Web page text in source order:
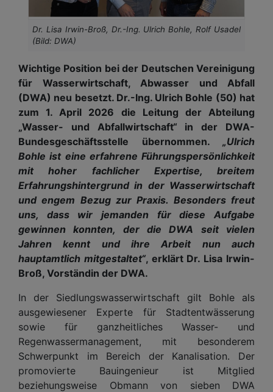
Dr. Lisa Irwin-Broß, Dr.-Ing. Ulrich Bohle, Rolf Usadel
(Bild: DWA)
Wichtige Position bei der Deutschen Vereinigung
für Wasserwirtschaft, Abwasser und Abfall
(DWA) neu besetzt. Dr.-Ing. Ulrich Bohle (50) hat
zum 1. April 2026 die Leitung der Abteilung
„Wasser- und Abfallwirtschaft“ in der DWA-
Bundesgeschäftsstelle übernommen. „Ulrich
Bohle ist eine erfahrene Führungspersönlichkeit
mit hoher fachlicher Expertise, breitem
Erfahrungshintergrund in der Wasserwirtschaft
und engem Bezug zur Praxis. Besonders freut
uns, dass wir jemanden für diese Aufgabe
gewinnen konnten, der die DWA seit vielen
Jahren kennt und ihre Arbeit nun auch
hauptamtlich mitgestaltet“, erklärt Dr. Lisa Irwin-
Broß, Vorständin der DWA.
In der Siedlungswasserwirtschaft gilt Bohle als
ausgewiesener Experte für Stadtentwässerung
sowie für ganzheitliches Wasser- und
Regenwassermanagement, mit besonderem
Schwerpunkt im Bereich der Kanalisation. Der
promovierte Bauingenieur ist Mitglied
beziehungsweise Obmann von sieben DWA